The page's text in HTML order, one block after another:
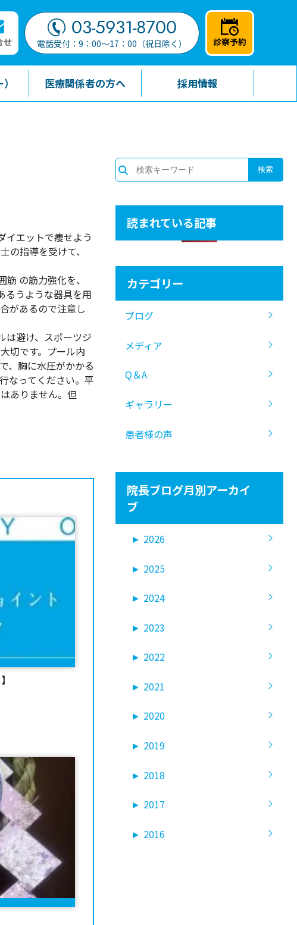
03-5931-8700
電話受付：9：00～17：00（祝日除く） 診察予約
せ
医療関係者の方へ 採用情報
イエットで痩せよう
の指導を受けて、
の筋力強化を、
るうような器具を用
があるので注意し
は避け、スポーツジ
切です。プール内
、胸に水圧がかかる
なってください。平
ありません。但
読まれている記事
カテゴリー
ブログ
メディア
Q＆A
ギャラリー
患者様の声
院長ブログ月別アーカイ
ブ
► 2026
► 2025
► 2024
► 2023
► 2022
► 2021
► 2020
► 2019
► 2018
► 2017
► 2016